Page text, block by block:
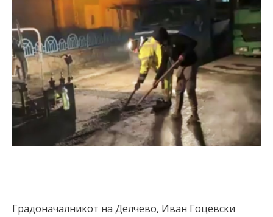
Градоначалникот на Делчево, Иван Гоцевски